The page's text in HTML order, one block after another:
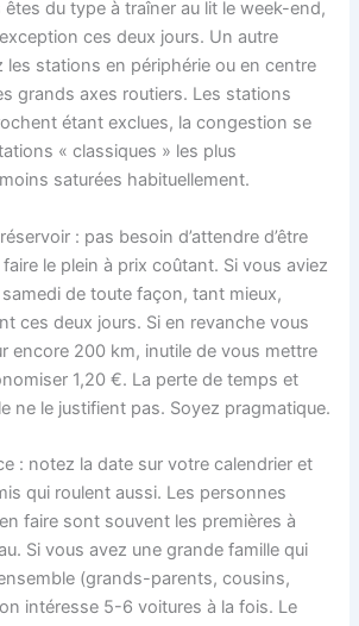
êtes du type à traîner au lit le week-end,
ces deux jours. Un autre
les stations en périphérie ou en centre
grands axes routiers. Les stations
étant exclues, la congestion se
« classiques » les plus
saturées habituellement.
: pas besoin d’attendre d’être
le plein à prix coûtant. Si vous aviez
de toute façon, tant mieux,
ces deux jours. Si en revanche vous
encore 200 km, inutile de vous mettre
1,20 €. La perte de temps et
ne le justifient pas. Soyez pragmatique.
: notez la date sur votre calendrier et
qui roulent aussi. Les personnes
faire sont souvent les premières à
Si vous avez une grande famille qui
(grands-parents, cousins,
intéresse 5-6 voitures à la fois. Le